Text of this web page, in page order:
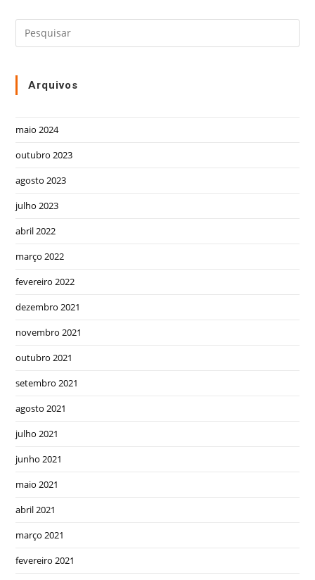
Arquivos
maio 2024
outubro 2023
agosto 2023
julho 2023
abril 2022
março 2022
fevereiro 2022
dezembro 2021
novembro 2021
outubro 2021
setembro 2021
agosto 2021
julho 2021
junho 2021
maio 2021
abril 2021
março 2021
fevereiro 2021